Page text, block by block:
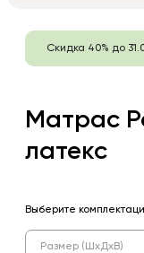
Скидка 40% до
Матрас
латекс
Выберите
Размер (ШхДхВ)